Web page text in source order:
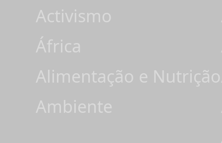
Activismo
África
Alimentação e Nutrição
Ambiente